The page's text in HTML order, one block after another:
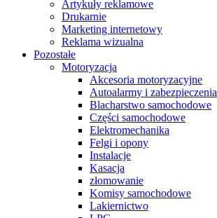
Artykuły reklamowe
Drukarnie
Marketing internetowy
Reklama wizualna
Pozostałe
Motoryzacja
Akcesoria motoryzacyjne
Autoalarmy i zabezpieczenia
Blacharstwo samochodowe
Części samochodowe
Elektromechanika
Felgi i opony
Instalacje
Kasacja
złomowanie
Komisy samochodowe
Lakiernictwo